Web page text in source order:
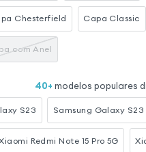
Chesterfield Capa Classic
com Anel
40+ modelos populares
S23 Samsung Galaxy
Redmi Note 15 Pro 5G